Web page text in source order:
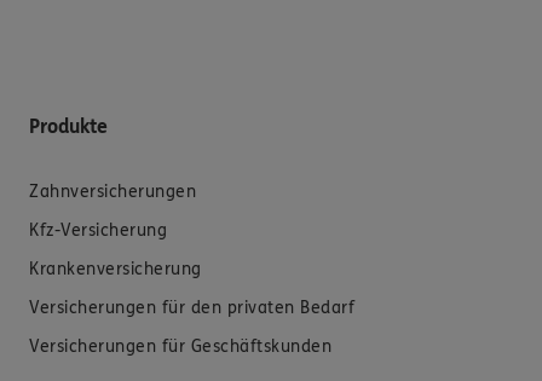
Produkte
Zahnversicherungen
Kfz-Versicherung
Krankenversicherung
Versicherungen für den privaten Bedarf
Versicherungen für Geschäftskunden